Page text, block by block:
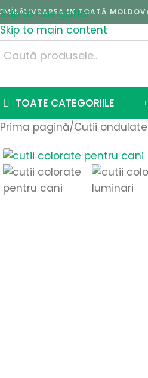
Skip to navigation
Skip to main content
LIVRAREA IN TOATĂ
TOATE CATEGORIILE
Prima pagină/Cutii ondulate